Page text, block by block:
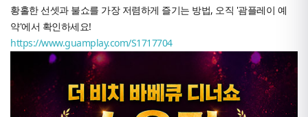
황홀한 선셋과 불쇼를 가장 저렴하게 즐기는 방법, 오직 '괌플레이 예
약'에서 확인하세요!
https://www.guamplay.com/S1717704